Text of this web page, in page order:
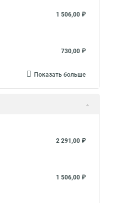
1 506,00 ₽
730,00 ₽
Показать больше
2 291,00 ₽
1 506,00 ₽